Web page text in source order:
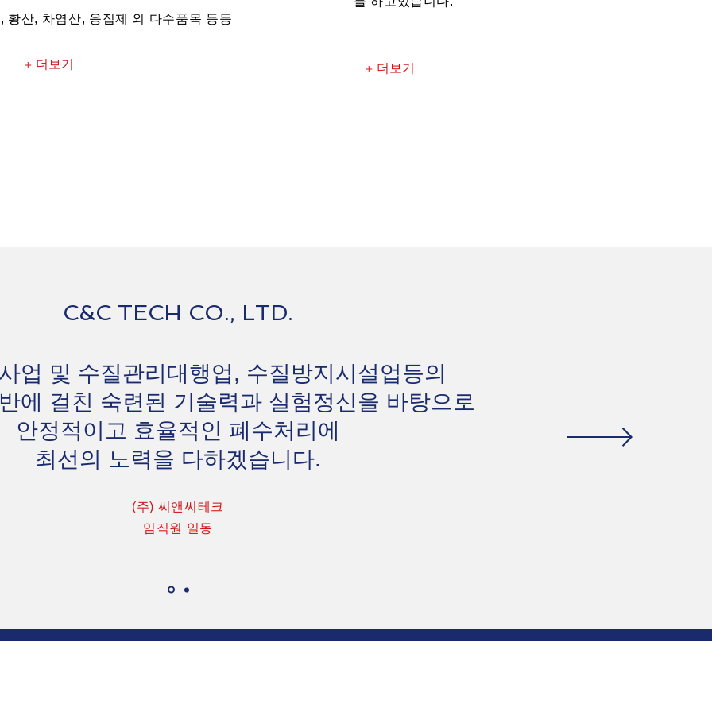
황산, 차염산, 응집제 외 다수품목 등등
+ 더보기 + 더보기
C&C TECH CO., LTD.
업 및 수질관리대행업, 수질방지시설업등의
에 걸친 숙련된 기술력과 실험정신을 바탕으로
안정적이고 효율적인 폐수처리에
최선의 노력을 다하겠습니다.
(주) 씨앤씨테크
​임직원 일동